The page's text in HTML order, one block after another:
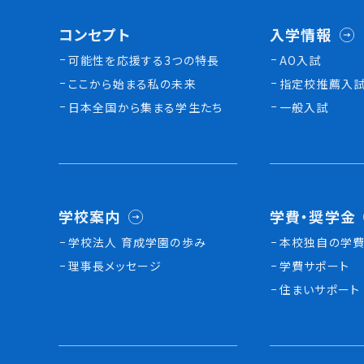
コンセプト
可能性を応援する3つの特長
ここから始まる私の未来
日本全国から集まる学生たち
入学情報
AO入試
指定校推薦入
一般入試
学校案内
学校法人 育成学園の歩み
理事長メッセージ
学費・奨学金
本校独⾃の学
学費サポート
住まいサポート